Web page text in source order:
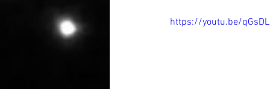
https://youtu.be/